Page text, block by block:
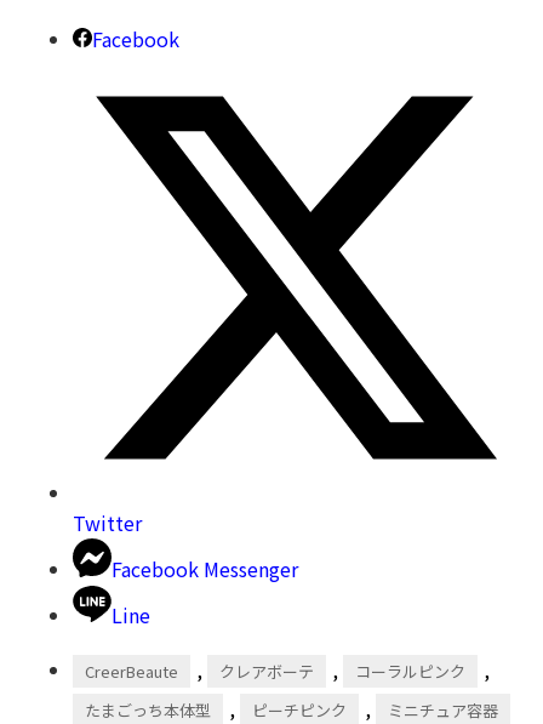
Facebook
Twitter
Facebook Messenger
Line
CreerBeaute , クレアボーテ , コーラルピンク ,
たまごっち本体型 , ピーチピンク , ミニチュア容器